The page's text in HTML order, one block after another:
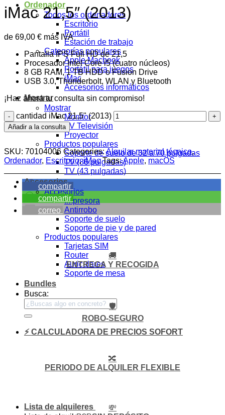
Ordenador
Todos los ordenadores
Escritorio
Portátil
Estación de trabajo
Categorías populares
Apple Macbook
Portátil para juegos
iMac
Accesorios informáticos
Mostrar
Mostrar
Monitor
TV Televisión
Proyector
Productos populares
Soporte de suelo de 32 a 70 pulgadas
TV (86 pulgadas)
TV (43 pulgadas)
Accesorios
Accesorios
Impresora
Antirrobo
Soporte de suelo
Soporte de pie y de pared
Productos populares
Tarjetas SIM
Router
Auriculares
Soporte de mesa
Bundles
Busca:
⚡ CALCULADORA DE PRECIOS SOFORT
Lista de alquileres
iMac 21,5″ (2013)
de 69,00 € más IVA
Pantalla IPS Full HD de 21,5
Procesador Intel Core i5 (cuatro núcleos)
8 GB RAM, 1 TB HDD o Fusion Drive
USB 3.0, Thunderbolt, WLAN y Bluetooth
¡Haz ahora tu consulta sin compromiso!
cantidad iMac 21,5" (2013)
Añadir a la consulta
SKU: 70104006 Categories:Alquilar material técnico,
Ordenador, Escritorio,iMac Tags:Apple, macOS
compartir
compartir
correo
🚚
ENTREGA Y RECOGIDA
🛡️
ROBO-SEGURO
🔀
PERIODO DE ALQUILER FLEXIBLE
💸